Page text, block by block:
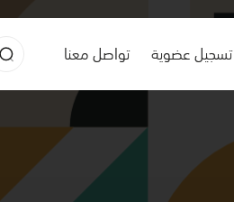
تسجيل عضوية تواصل معنا